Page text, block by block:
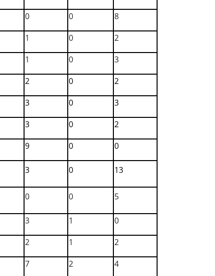
0 0
8
1 0
2
1 0
3
2 0
2
3 0
3
3 0
2
9 0 0
3 0 13
0 0 5
3 1
0
2 1
2
7 2 4